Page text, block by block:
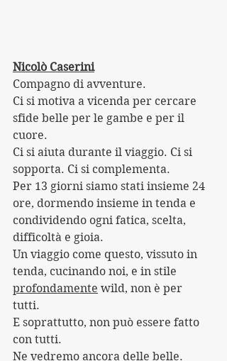
Nicolò Caserini
Compagno di avventure.
Ci si motiva a vicenda per cercare
sfide belle per le gambe e per il
cuore.
Ci si aiuta durante il viaggio. Ci si
sopporta. Ci si complementa.
Per 13 giorni siamo stati insieme 24
ore, dormendo insieme in tenda e
condividendo ogni fatica, scelta,
difficoltà e gioia.
Un viaggio come questo, vissuto in
tenda, cucinando noi, e in stile
profondamente wild, non è per
tutti.
E soprattutto, non può essere fatto
con tutti.
Ne vedremo ancora delle belle.